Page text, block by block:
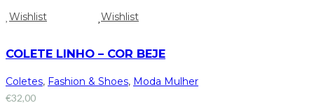
Wishlist
Wishlist
COLETE LINHO – COR BEJE
Coletes, Fashion & Shoes, Moda Mulher
€32,00